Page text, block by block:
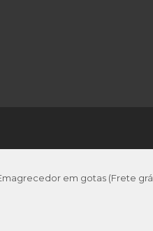
em gotas (Frete